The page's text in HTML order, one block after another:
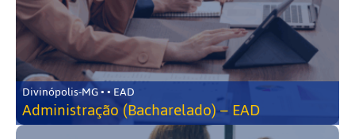
Divinópolis-MG • • EAD
Administração (Bacharelado) – EAD